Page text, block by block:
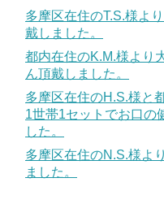
多摩区在住のT.S.様よ
戴しました。
都内在住のK.M.様より
ん頂戴しました。
多摩区在住のH.S.様と
1世帯1セットでお口の
した。
多摩区在住のN.S.様よ
ました。